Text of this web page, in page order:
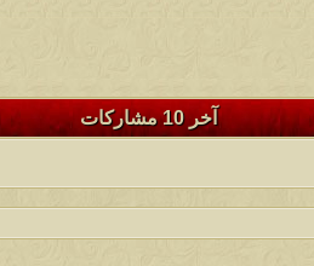
آخر 10 مشاركات